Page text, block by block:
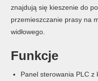
znajdują się kieszenie do
przemieszczanie prasy na
widłowego.
Funkcje
Panel sterowania PLC z